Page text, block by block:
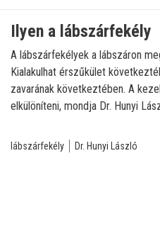
Ilyen a lábszárfekély
A lábszárfekélyek a lábszáron
Kialakulhat érszűkület
zavarának következtében. A
elkülöníteni, mondja Dr. Hunyi
lábszárfekély Dr. Hunyi László